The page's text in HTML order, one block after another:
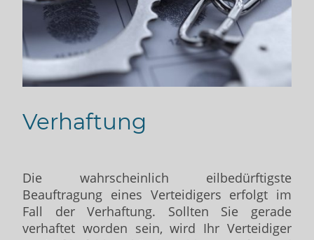
Verhaftung
Die wahrscheinlich eilbedürftigste
Beauftragung eines Verteidigers erfolgt im
Fall der Verhaftung. Sollten Sie gerade
verhaftet worden sein, wird Ihr Verteidiger